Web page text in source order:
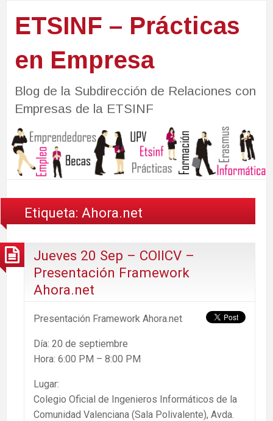
ETSINF – Prácticas
en Empresa
Blog de la Subdirección de Relaciones con
Empresas de la ETSINF
Etiqueta: Ahora.net
Jueves 20 Sep – COIICV –
Presentación Framework
Ahora.net
Presentación Framework Ahora.net
Día: 20 de septiembre
Hora: 6:00 PM – 8:00 PM
Lugar:
Colegio Oficial de Ingenieros Informáticos de la
Comunidad Valenciana (Sala Polivalente), Avda.